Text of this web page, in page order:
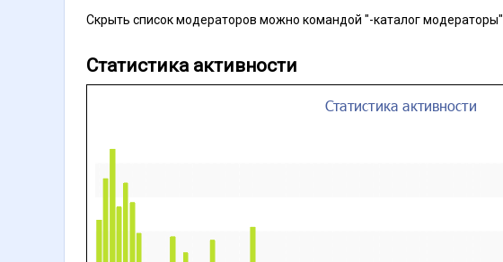
Скрыть список модераторов можно командой "-каталог модераторы"
Статистика активности